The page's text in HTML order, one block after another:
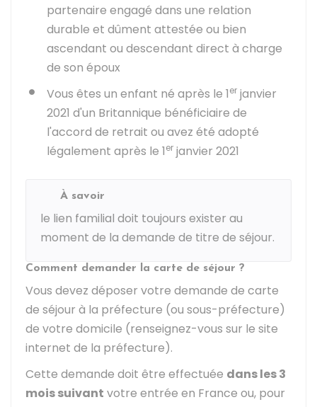
partenaire engagé dans une relation
durable et dûment attestée ou bien
ascendant ou descendant direct à charge
de son époux
Vous êtes un enfant né après le 1er janvier
2021 d'un Britannique bénéficiaire de
l'accord de retrait ou avez été adopté
légalement après le 1er janvier 2021
À savoir
le lien familial doit toujours exister au
moment de la demande de titre de séjour.
Comment demander la carte de séjour ?
Vous devez déposer votre demande de carte
de séjour à la préfecture (ou sous-préfecture)
de votre domicile (renseignez-vous sur le site
internet de la préfecture).
Cette demande doit être effectuée dans les 3
mois suivant votre entrée en France ou, pour